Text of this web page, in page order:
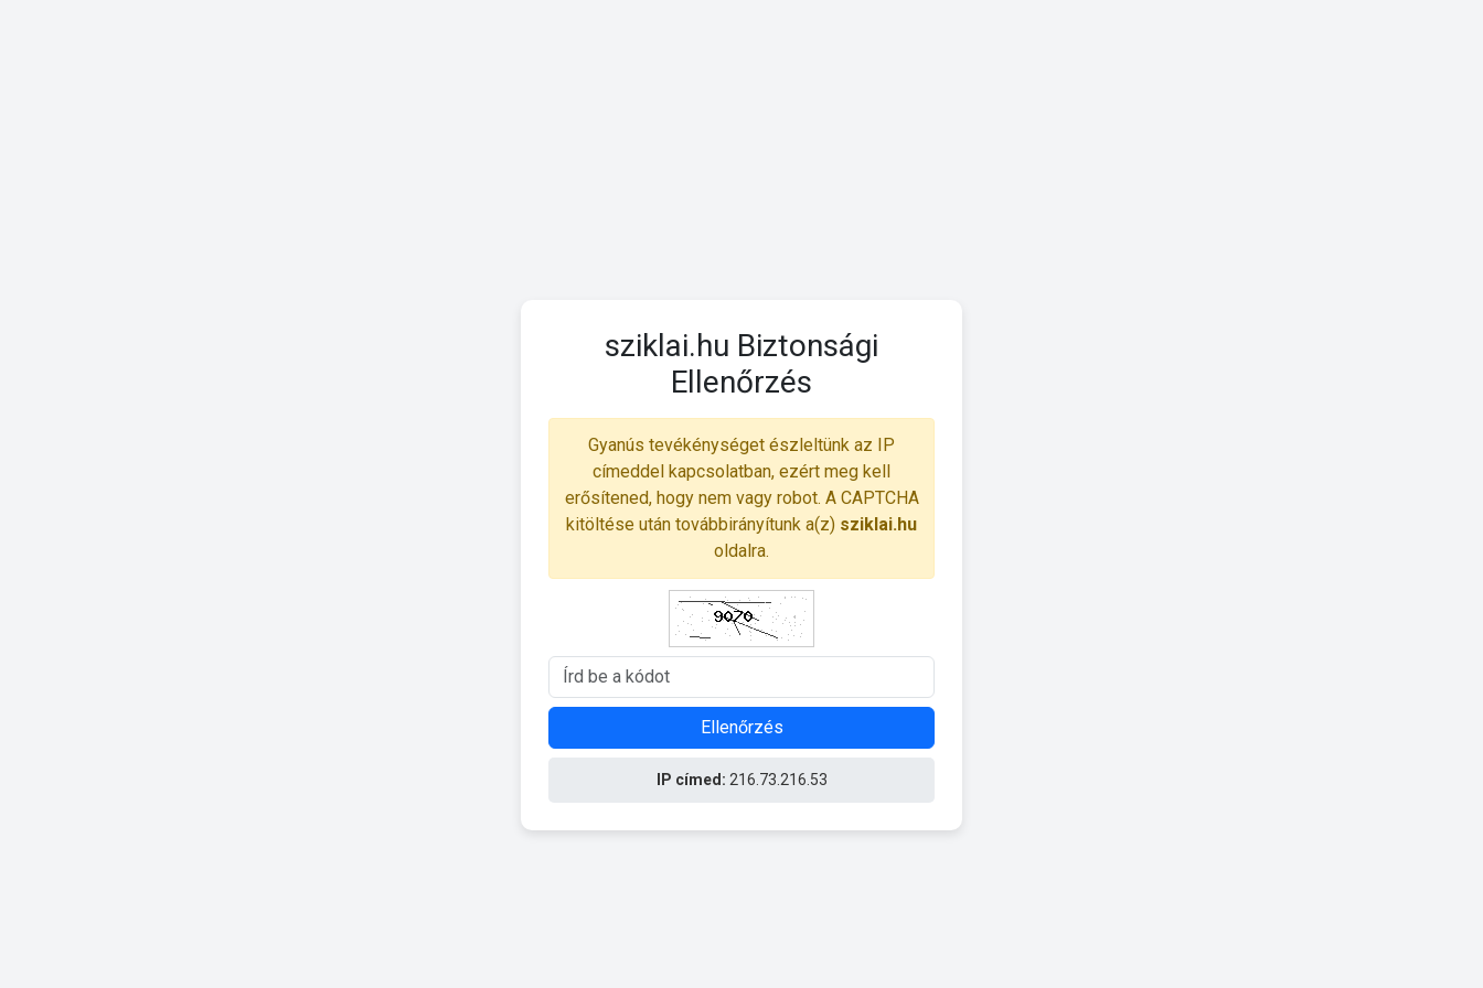
sziklai.hu Biztonsági
Ellenőrzés
Gyanús tevékénységet észleltünk az IP
címeddel kapcsolatban, ezért meg kell
erősítened, hogy nem vagy robot. A CAPTCHA
kitöltése után továbbirányítunk a(z) sziklai.hu
oldalra.
Ellenőrzés
IP címed: 216.73.216.53